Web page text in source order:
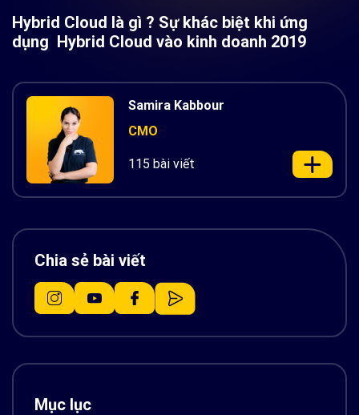
Hybrid Cloud là gì ? Sự khác biệt khi ứng
dụng Hybrid Cloud vào kinh doanh 2019
Samira Kabbour
CMO
115 bài viết
Chia sẻ bài viết
Mục lục